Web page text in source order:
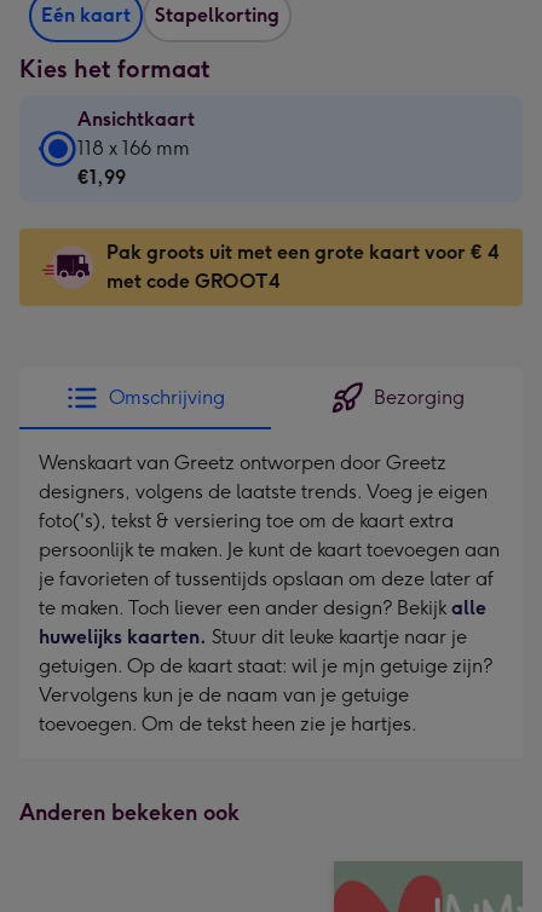
Eén kaart Stapelkorting
Kies het formaat
Ansichtkaart
Ansichtkaart
-
-
118
x
Dimensions:
118
x
166
mm
118 x 166 mm
€1,99
Pak groots uit met een grote kaart voor € 4
met code GROOT4
Omschrijving Bezorging
Wenskaart van Greetz ontworpen door Greetz
designers, volgens de laatste trends. Voeg je eigen
foto('s), tekst & versiering toe om de kaart extra
persoonlijk te maken. Je kunt de kaart toevoegen aan
je favorieten of tussentijds opslaan om deze later af
te maken. Toch liever een ander design? Bekijk alle
huwelijks kaarten. Stuur dit leuke kaartje naar je
getuigen. Op de kaart staat: wil je mjn getuige zijn?
Vervolgens kun je de naam van je getuige
toevoegen. Om de tekst heen zie je hartjes.
Anderen bekeken ook